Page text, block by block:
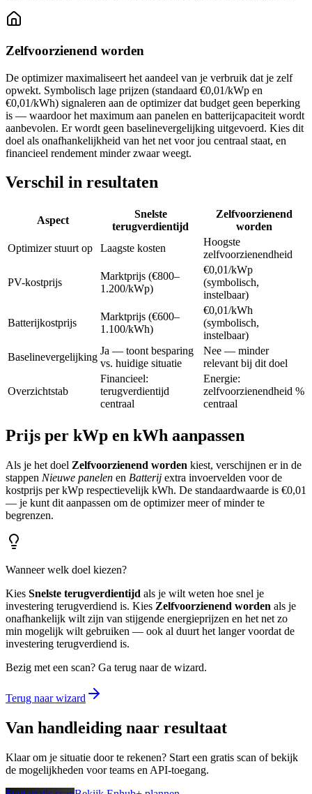
Zelfvoorzienend worden
De optimizer maximaliseert het aandeel van je verbruik dat je zelf
opwekt. Symbolisch lage prijzen (standaard €0,01/kWp en
€0,01/kWh) signaleren aan de optimizer dat budget geen beperking
is — waardoor het maximum aan panelen en batterijcapaciteit wordt
aanbevolen. Er wordt geen baselinevergelijking uitgevoerd. Kies dit
doel als onafhankelijkheid van het net voor jou centraal staat, en
financieel rendement minder zwaar weegt.
Verschil in resultaten
Aspect
Snelste
terugverdientijd
Zelfvoorzienend
worden
Optimizer stuurt op
Laagste kosten
Hoogste
zelfvoorzienendheid
PV-kostprijs
Marktprijs (€800–
1.200/kWp)
€0,01/kWp
(symbolisch,
instelbaar)
Batterijkostprijs
Marktprijs (€600–
1.100/kWh)
€0,01/kWh
(symbolisch,
instelbaar)
Baselinevergelijking
Ja — toont besparing
vs. huidige situatie
Nee — minder
relevant bij dit doel
Overzichtstab
Financieel:
terugverdientijd
centraal
Energie:
zelfvoorzienendheid %
centraal
Prijs per kWp en kWh aanpassen
Als je het doel Zelfvoorzienend worden kiest, verschijnen er in de
stappen Nieuwe panelen en Batterij extra invoervelden voor de
kostprijs per kWp respectievelijk kWh. De standaardwaarde is €0,01
— je kunt dit aanpassen om de optimizer meer of minder te
begrenzen.
Wanneer welk doel kiezen?
Kies Snelste terugverdientijd als je wilt weten hoe snel je
investering terugverdiend is. Kies Zelfvoorzienend worden als je
onafhankelijk wilt zijn van stijgende energieprijzen en het net zo
min mogelijk wilt gebruiken — ook al duurt het langer voordat de
investering terugverdiend is.
Bezig met een scan? Ga terug naar de wizard.
Terug naar wizard
Van handleiding naar resultaat
Klaar om je situatie door te rekenen? Start een gratis scan of bekijk
de mogelijkheden voor teams en API-toegang.